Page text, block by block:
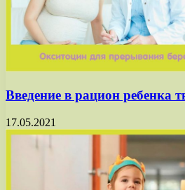
Введение в рацион ребенка
17.05.2021